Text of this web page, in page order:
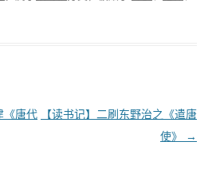
《唐代
【读书记】二刷东野治之《遣唐
使》
→